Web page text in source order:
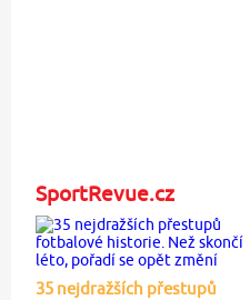
SportRevue.cz
35 nejdražších přestupů